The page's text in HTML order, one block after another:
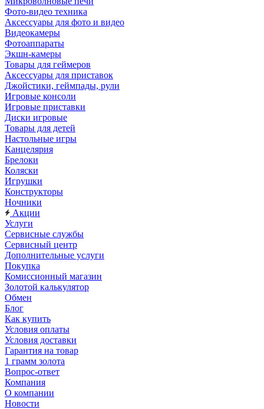
Фото-видео техника
Аксессуары для фото и видео
Видеокамеры
Фотоаппараты
Экшн-камеры
Товары для геймеров
Аксессуары для приставок
Джойстики, геймпады, рули
Игровые консоли
Игровые приставки
Диски игровые
Товары для детей
Настольные игры
Канцелярия
Брелоки
Коляски
Игрушки
Конструкторы
Ночники
Акции
Услуги
Сервисные службы
Сервисный центр
Дополнительные услуги
Покупка
Комиссионный магазин
Золотой калькулятор
Обмен
Блог
Как купить
Условия оплаты
Условия доставки
Гарантия на товар
1 грамм золота
Вопрос-ответ
Компания
О компании
Новости